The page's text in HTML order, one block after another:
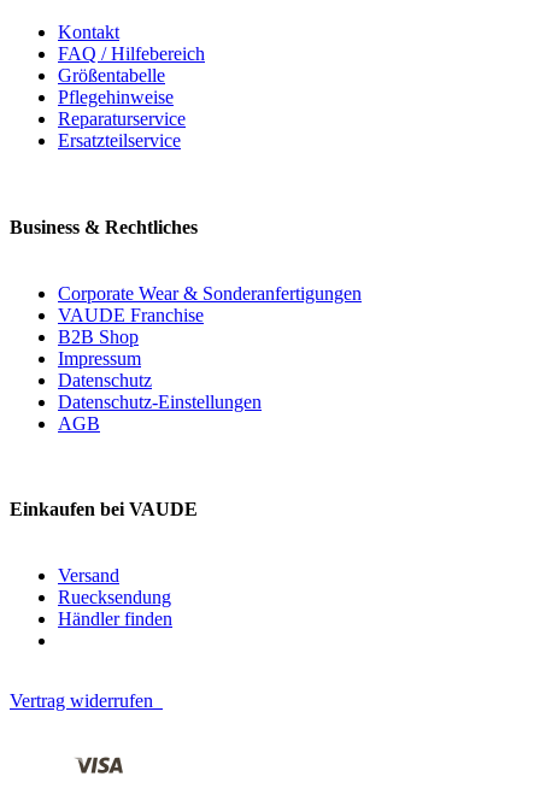
Kontakt
FAQ / Hilfebereich
Größentabelle
Pflegehinweise
Reparaturservice
Ersatzteilservice
Business & Rechtliches
Corporate Wear & Sonderanfertigungen
VAUDE Franchise
B2B Shop
Impressum
Datenschutz
Datenschutz-Einstellungen
AGB
Einkaufen bei VAUDE
Versand
Ruecksendung
Händler finden
Vertrag widerrufen